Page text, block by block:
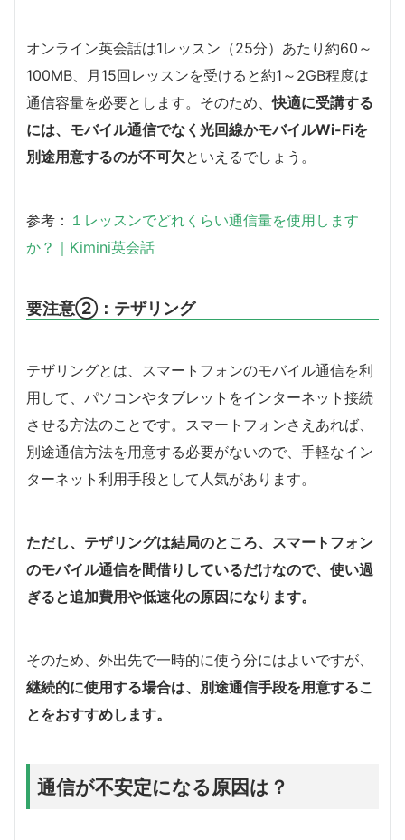
オンライン英会話は1レッスン（25分）あたり約60～
100MB、月15回レッスンを受けると約1～2GB程度は
通信容量を必要とします。そのため、快適に受講する
には、モバイル通信でなく光回線かモバイルWi-Fiを
別途用意するのが不可欠といえるでしょう。
参考： １レッスンでどれくらい通信量を使用します
か？｜Kimini英会話
要注意②：テザリング
テザリングとは、スマートフォンのモバイル通信を利
用して、パソコンやタブレットをインターネット接続
させる方法のことです。スマートフォンさえあれば、
別途通信方法を用意する必要がないので、手軽なイン
ターネット利用手段として人気があります。
ただし、テザリングは結局のところ、スマートフォン
のモバイル通信を間借りしているだけなので、使い過
ぎると追加費用や低速化の原因になります。
そのため、外出先で一時的に使う分にはよいですが、
継続的に使用する場合は、別途通信手段を用意するこ
とをおすすめします。
通信が不安定になる原因は？